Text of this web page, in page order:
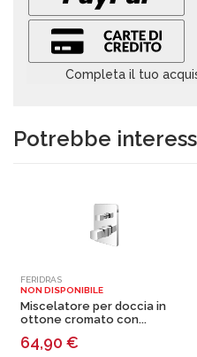
Completa il tuo
Potrebbe
FERIDRAS
NON DISPONIBILE
Miscelatore per doccia in
ottone cromato con...
64,90 €